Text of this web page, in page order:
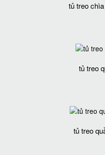
tủ treo
tủ treo
tủ treo